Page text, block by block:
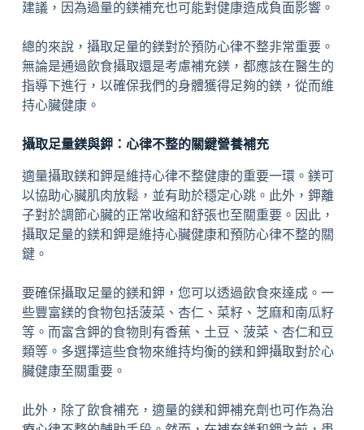
建議，因為過量的鎂補充也可能對健康造成負面影響。
總的來說，攝取足量的鎂對於預防心律不整非常重要。
無論是通過飲食攝取還是考慮補充鎂，都應該在醫生的
指導下進行，以確保我們的身體獲得足夠的鎂，從而維
持心臟健康。
攝取足量鎂與鉀：心律不整的關鍵營養補充
適量攝取鎂和鉀是維持心律不整健康的重要一環。鎂可
以協助心臟肌肉放鬆，並有助於穩定心跳。此外，鉀離
子對於調節心臟的正常收縮和舒張也至關重要。因此，
攝取足量的鎂和鉀是維持心臟健康和預防心律不整的關
鍵。
要確保攝取足量的鎂和鉀，您可以透過飲食來達成。一
些豐富鎂的食物包括菠菜、杏仁、菜籽、芝麻和南瓜籽
等。而富含鉀的食物則有香蕉、土豆、菠菜、杏仁和豆
類等。多選擇這些食物來維持均衡的鎂和鉀攝取對於心
臟健康至關重要。
此外，除了飲食補充，適量的鎂和鉀補充劑也可作為治